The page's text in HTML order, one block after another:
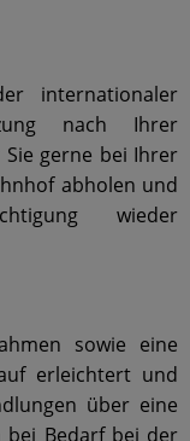
internationaler
nach Ihrer
gerne bei Ihrer
abholen und
wieder
sowie eine
erleichtert und
über eine
bei Bedarf bei der